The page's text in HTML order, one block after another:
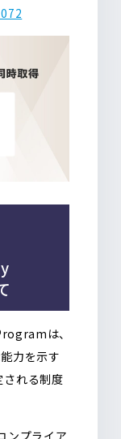
は、
力を示す
される制度